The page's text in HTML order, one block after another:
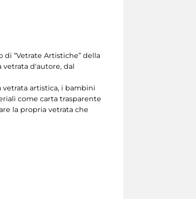
di “Vetrate Artistiche” della
vetrata d'autore, dal
vetrata artistica, i bambini
come carta trasparente
la propria vetrata che